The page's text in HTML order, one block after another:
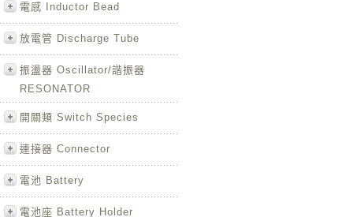
電感 Inductor Bead
放電管 Discharge Tube
振盪器 Oscillator/諧振器
RESONATOR
開關類 Switch Species
連接器 Connector
電池 Battery
電池座 Battery Holder